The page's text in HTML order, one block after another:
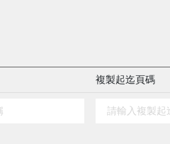
複製起迄頁碼